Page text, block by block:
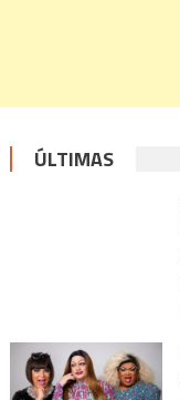
ÚLTIMAS